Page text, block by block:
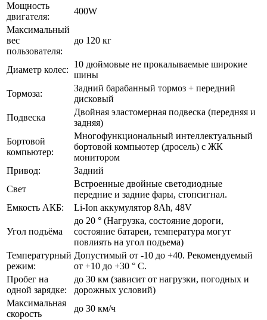
Мощность
двигателя:
400W
Максимальный
вес
пользователя:
до 120 кг
Диаметр колес:
10 дюймовые не прокалываемые широкие
шины
Тормоза:
Задний барабанный тормоз + передний
дисковый
Подвеска
Двойная эластомерная подвеска (передняя и
задняя)
Бортовой
компьютер:
Многофункциональный интеллектуальный
бортовой компьютер (дросель) с ЖК
монитором
Привод:
Задний
Свет
Встроенные двойные светодиодные
передние и задние фары, стопсигнал.
Емкость АКБ:
Li-Ion аккумулятор 8Ah, 48V
Угол подъёма
до 20 ° (Нагрузка, состояние дороги,
состояние батареи, температура могут
повлиять на угол подъема)
Температурный
режим:
Допустимый от -10 до +40. Рекомендуемый
от +10 до +30 ° С.
Пробег на
одной зарядке:
до 30 км (зависит от нагрузки, погодных и
дорожных условий)
Максимальная
скорость
до 30 км/ч